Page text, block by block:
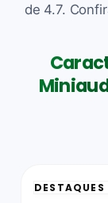
de 4.7.
DESTAQUES